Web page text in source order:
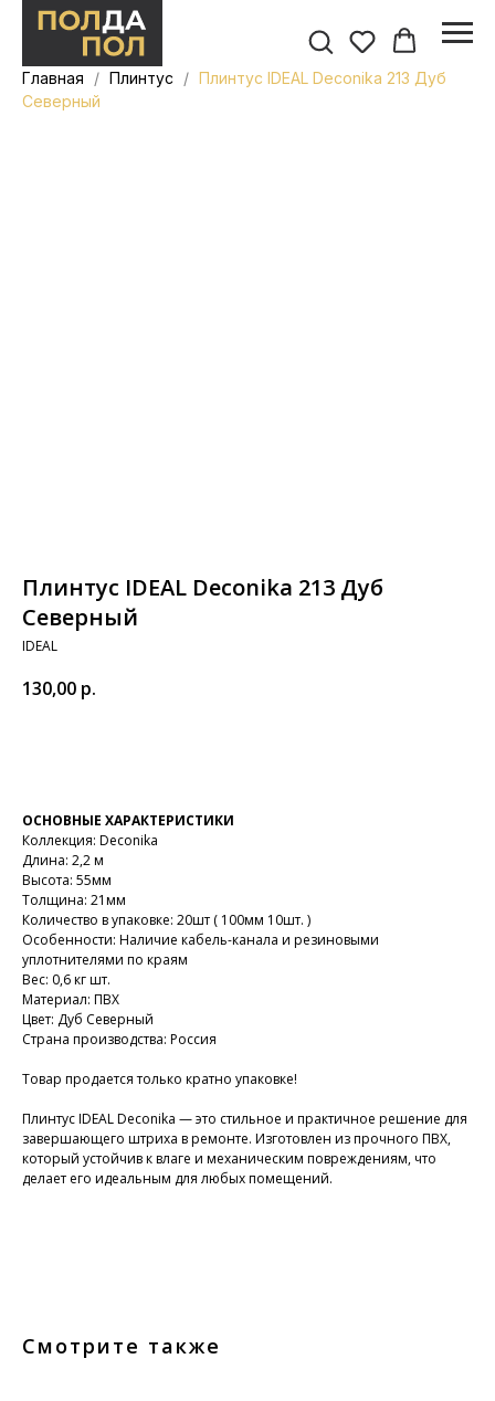
Главная Плинтус
Плинтус IDEAL Deconika 213 Дуб
Северный
Плинтус IDEAL Deconika 213 Дуб
Северный
IDEAL
130,00 р.
ОСНОВНЫЕ ХАРАКТЕРИСТИКИ
Коллекция: Deconika
Длина: 2,2 м
Высота: 55мм
Толщина: 21мм
Количество в упаковке: 20шт ( 100мм 10шт. )
Особенности: Наличие кабель-канала и резиновыми
уплотнителями по краям
Вес: 0,6 кг шт.
Материал: ПВХ
Цвет: Дуб Северный
Страна производства: Россия
Товар продается только кратно упаковке!
Плинтус IDEAL Deconika — это стильное и практичное решение для
завершающего штриха в ремонте. Изготовлен из прочного ПВХ,
который устойчив к влаге и механическим повреждениям, что
делает его идеальным для любых помещений.
Смотрите также